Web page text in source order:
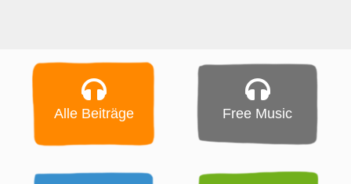
Alle Beiträge Free Music